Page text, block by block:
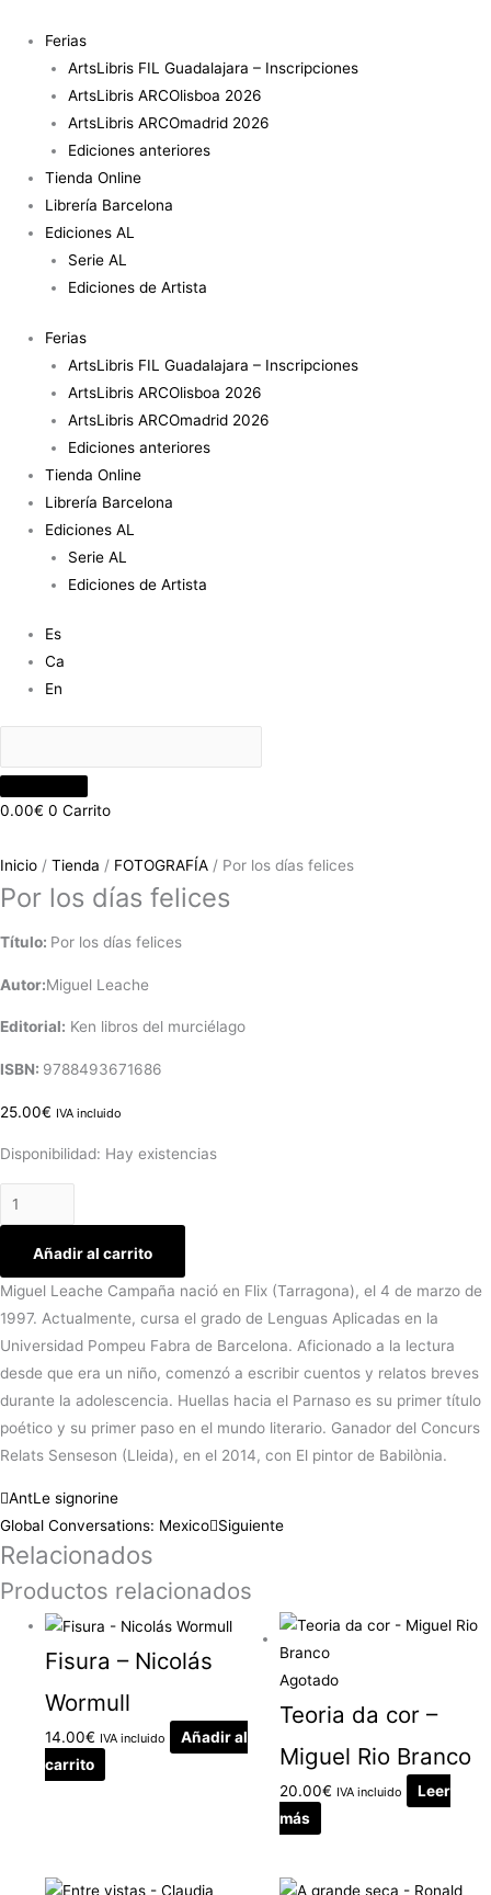
contenido
Ferias
ArtsLibris FIL Guadalajara – Inscripciones
ArtsLibris ARCOlisboa 2026
ArtsLibris ARCOmadrid 2026
Ediciones anteriores
Tienda Online
Librería Barcelona
Ediciones AL
Serie AL
Ediciones de Artista
Ferias
ArtsLibris FIL Guadalajara – Inscripciones
ArtsLibris ARCOlisboa 2026
ArtsLibris ARCOmadrid 2026
Ediciones anteriores
Tienda Online
Librería Barcelona
Ediciones AL
Serie AL
Ediciones de Artista
Es
Ca
En
0.00€ 0 Carrito
Inicio / Tienda / FOTOGRAFÍA / Por los días felices
Por los días felices
Título: Por los días felices
Autor:Miguel Leache
Editorial: ‎ Ken libros del murciélago
ISBN: 9788493671686
25.00€ IVA incluido
Disponibilidad: Hay existencias
cantidad
Añadir al carrito
Miguel Leache Campaña nació en Flix (Tarragona), el 4 de marzo de
1997. Actualmente, cursa el grado de Lenguas Aplicadas en la
Universidad Pompeu Fabra de Barcelona. Aficionado a la lectura
desde que era un niño, comenzó a escribir cuentos y relatos breves
durante la adolescencia. Huellas hacia el Parnaso es su primer título
poético y su primer paso en el mundo literario. Ganador del Concurs
Relats Senseson (Lleida), en el 2014, con El pintor de Babilònia.
AntLe signorine
Global Conversations: Mexico Siguiente
Relacionados
Productos relacionados
Fisura – Nicolás
Wormull
14.00€ IVA incluido
Añadir al
carrito
Agotado
Teoria da cor –
Miguel Rio Branco
20.00€ IVA incluido
Leer
más